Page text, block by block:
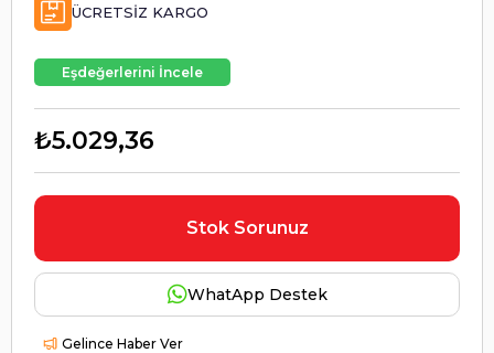
ÜCRETSIZ KARGO
Eşdeğerlerini İncele
₺5.029,36
Stok Sorunuz
WhatApp Destek
Gelince Haber Ver